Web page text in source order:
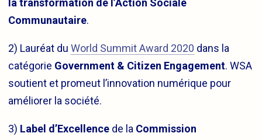
la transformation de l’Action Sociale
Communautaire.
2) Lauréat du World Summit Award 2020 dans la
catégorie Government & Citizen Engagement. WSA
soutient et promeut l’innovation numérique pour
améliorer la société.
3) Label d’Excellence de la Commission